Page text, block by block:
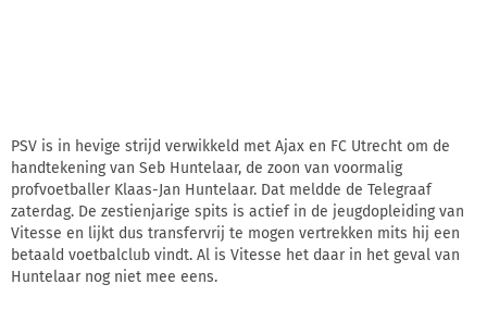
PSV is in hevige strijd verwikkeld met Ajax en FC Utrecht om de
handtekening van Seb Huntelaar, de zoon van voormalig
profvoetballer Klaas-Jan Huntelaar. Dat meldde de Telegraaf
zaterdag. De zestienjarige spits is actief in de jeugdopleiding van
Vitesse en lijkt dus transfervrij te mogen vertrekken mits hij een
betaald voetbalclub vindt. Al is Vitesse het daar in het geval van
Huntelaar nog niet mee eens.